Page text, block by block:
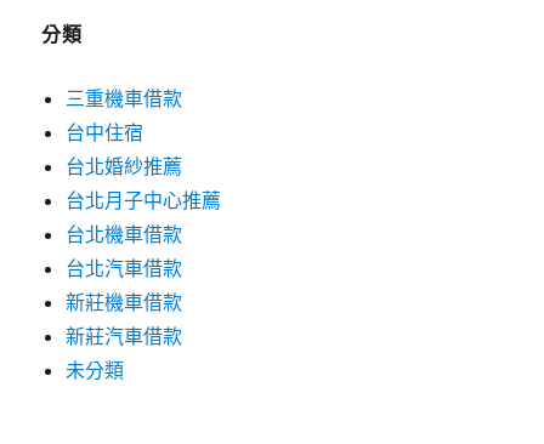
分類
三重機車借款
台中住宿
台北婚紗推薦
台北月子中心推薦
台北機車借款
台北汽車借款
新莊機車借款
新莊汽車借款
未分類